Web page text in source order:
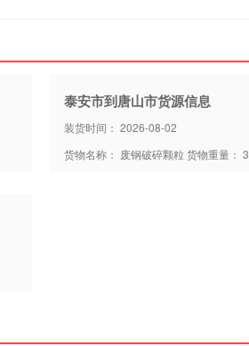
泰安市到唐山市货源信息
装货时间： 2026-08-02
货物名称： 废钢破碎颗粒货物重量：